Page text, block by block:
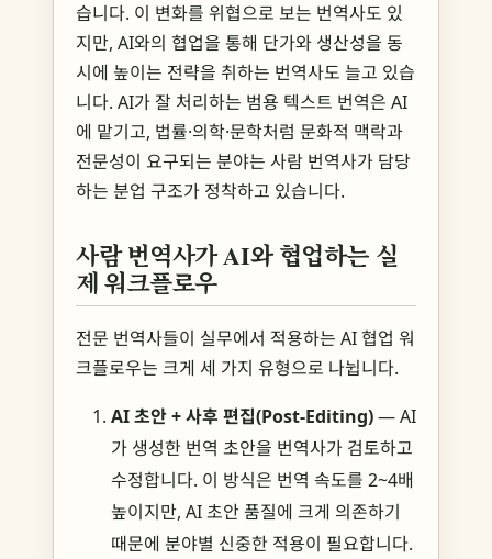
습니다. 이 변화를 위협으로 보는 번역사도 있
지만, AI와의 협업을 통해 단가와 생산성을 동
시에 높이는 전략을 취하는 번역사도 늘고 있습
니다. AI가 잘 처리하는 범용 텍스트 번역은 AI
에 맡기고, 법률·의학·문학처럼 문화적 맥락과
전문성이 요구되는 분야는 사람 번역사가 담당
하는 분업 구조가 정착하고 있습니다.
사람 번역사가 AI와 협업하는 실
제 워크플로우
전문 번역사들이 실무에서 적용하는 AI 협업 워
크플로우는 크게 세 가지 유형으로 나뉩니다.
AI 초안 + 사후 편집(Post-Editing)— AI
가 생성한 번역 초안을 번역사가 검토하고
수정합니다. 이 방식은 번역 속도를 2~4배
높이지만, AI 초안 품질에 크게 의존하기
때문에 분야별 신중한 적용이 필요합니다.